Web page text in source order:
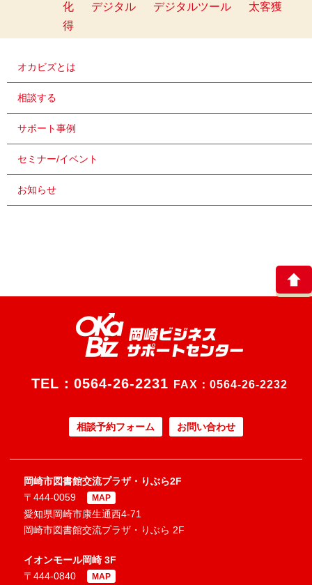
化
デジタル デジタルツール
太客獲
得
オカビズとは
相談する
サポート事例
セミナー/イベント
お知らせ
TEL： 0564-26-2231 FAX：0564-26-2232
相談予約フォーム お問い合わせ
岡崎市図書館交流プラザ・りぶら2F
〒444-0059
MAP
愛知県岡崎市康生通西4-71
岡崎市図書館交流プラザ・りぶら 2F
イオンモール岡崎 3F
〒444-0840
MAP